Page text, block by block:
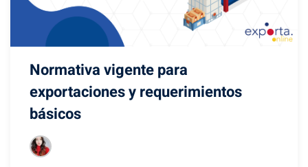
Normativa vigente para
exportaciones y requerimientos
básicos